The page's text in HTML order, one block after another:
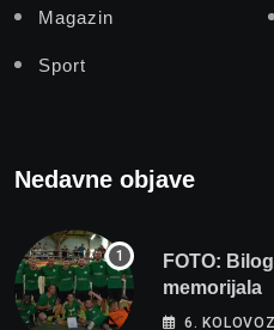
Magazin
Sport
Nedavne objave
FOTO:
memorijala
6.